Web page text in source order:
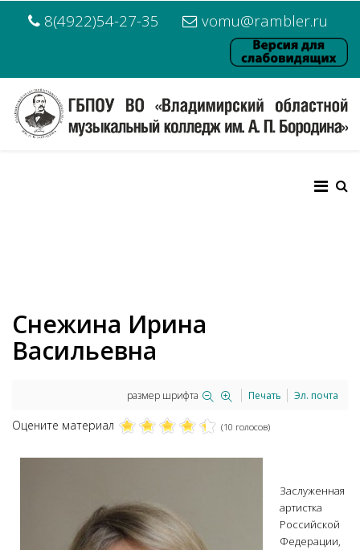
8(4922)54-27-35 vomu@rambler.ru
Снежина Ирина
Васильевна
размер шрифта Печать Эл. почта
Оцените материал (10 голосов)
Заслуженная
артистка
Российской
Федерации,